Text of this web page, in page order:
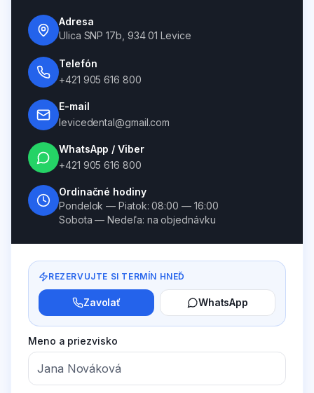
Adresa
Ulica SNP 17b, 934 01 Levice
Telefón
+421 905 616 800
E-mail
levicedental@gmail.com
WhatsApp / Viber
+421 905 616 800
Ordinačné hodiny
Pondelok — Piatok: 08:00 — 16:00
Sobota — Nedeľa: na objednávku
REZERVUJTE SI TERMÍN HNEĎ
Zavolať WhatsApp
Meno a priezvisko